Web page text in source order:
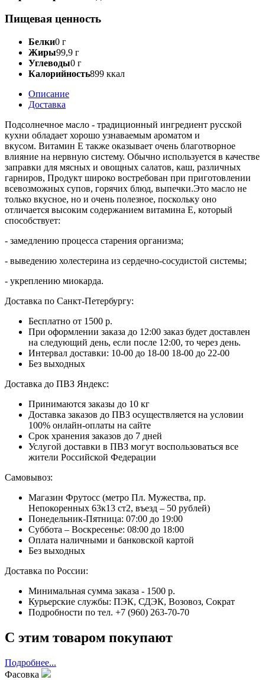
Пищевая ценность
Белки0 г
Жиры99,9 г
Углеводы0 г
Калорийность899 ккал
Описание
Доставка
Подсолнечное масло - традиционный ингредиент русской
кухни обладает хорошо узнаваемым ароматом и
вкусом. Витамин Е также оказывает очень благотворное
влияние на нервную систему. Обычно используется в качестве
заправки для мясных и овощных салатов, каш, различных
гарниров, Продукт широко востребован при приготовлении
всевозможных супов, горячих блюд, выпечки.Это масло не
только вкусное, но и очень полезное, поскольку оно
отличается высоким содержанием витамина Е, который
способствует:
- замедлению процесса старения организма;
- выведению холестерина из сердечно-сосудистой системы;
- укреплению миокарда.
Доставка по Санкт-Петербургу:
Бесплатно от 1500 р.
При оформлении заказа до 12:00 заказ будет доставлен
на следующий день, если после 12:00, то через день.
Интервал доставки: 10-00 до 18-00 18-00 до 22-00
Без выходных
Доставка до ПВЗ Яндекс:
Принимаются заказы до 10 кг
Доставка заказов до ПВЗ осуществляется на условии
100% онлайн-оплаты на сайте
Срок хранения заказов до 7 дней
Услугой доставки в ПВЗ могут воспользоваться все
жители Российской Федерации
Самовывоз:
Магазин Фрутосс (метро Пл. Мужества, пр.
Непокоренных 63к13 ст2, въезд – 50 рублей)
Понедельник-Пятница: 07:00 до 19:00
Суббота – Воскресенье: 08:00 до 18:00
Оплата наличными и банковской картой
Без выходных
Доставка по России:
Минимальная сумма заказа - 1500 р.
Курьерские службы: ПЭК, СДЭК, Возовоз, Сократ
Подробности по тел. +7 (960) 263-70-70
С этим товаром покупают
Подробнее...
Фасовка